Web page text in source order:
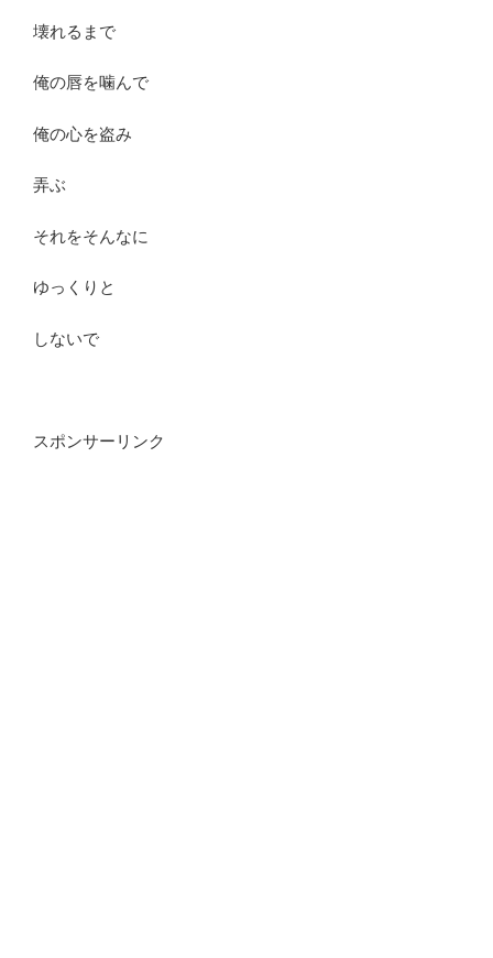
壊れるまで
俺の唇を噛んで
俺の心を盗み
弄ぶ
それをそんなに
ゆっくりと
しないで
スポンサーリンク